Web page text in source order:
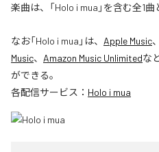
楽曲は、「Holo i mua」を含む全1曲
なお「Holo i mua 」は、 Apple Music、
Music、 Amazon Music Unlimitedな
ができる。
各配信サービス： Holo i mua